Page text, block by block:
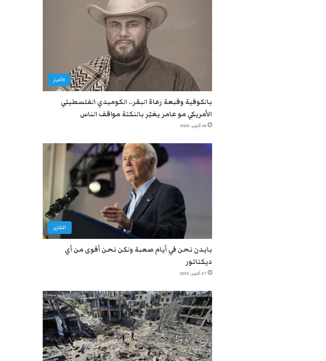
الأخبار
بالكوفية وقبعة رعاة البقر.. الكوميدي الفلسطيني
الأمريكي مو عامر يغيّر بالنكتة مواقف الناس
28 أكتوبر، 2025
التقارير
بايدن نحن في أيام صعبة ولكن نحن أقوى من أي
ديكتاتور
27 أكتوبر، 2025